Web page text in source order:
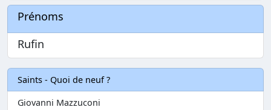
Prénoms
Rufin
Saints - Quoi de neuf ?
Giovanni Mazzuconi